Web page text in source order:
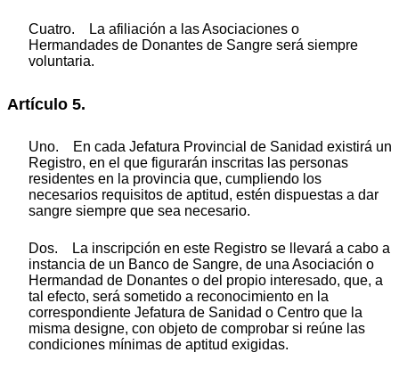
Cuatro. La afiliación a las Asociaciones o
Hermandades de Donantes de Sangre será siempre
voluntaria.
Artículo 5.
Uno. En cada Jefatura Provincial de Sanidad existirá un
Registro, en el que figurarán inscritas las personas
residentes en la provincia que, cumpliendo los
necesarios requisitos de aptitud, estén dispuestas a dar
sangre siempre que sea necesario.
Dos. La inscripción en este Registro se llevará a cabo a
instancia de un Banco de Sangre, de una Asociación o
Hermandad de Donantes o del propio interesado, que, a
tal efecto, será sometido a reconocimiento en la
correspondiente Jefatura de Sanidad o Centro que la
misma designe, con objeto de comprobar si reúne las
condiciones mínimas de aptitud exigidas.